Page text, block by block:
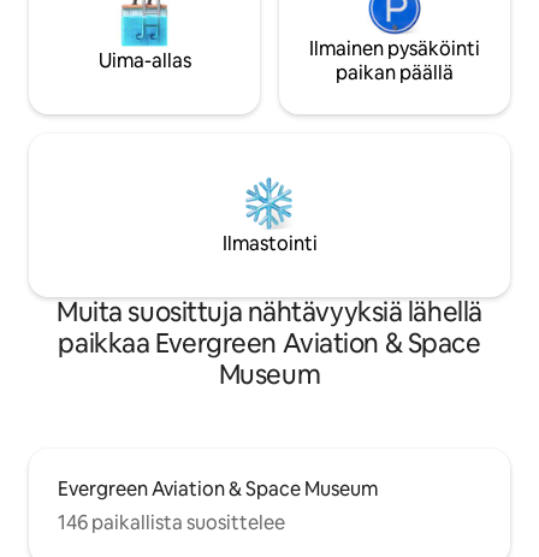
Uima-allas
Ilmainen pysäköinti
paikan päällä
Ilmastointi
Muita suosittuja nähtävyyksiä lähellä
paikkaa Evergreen Aviation & Space
Museum
Evergreen Aviation & Space Museum
146 paikallista suosittelee